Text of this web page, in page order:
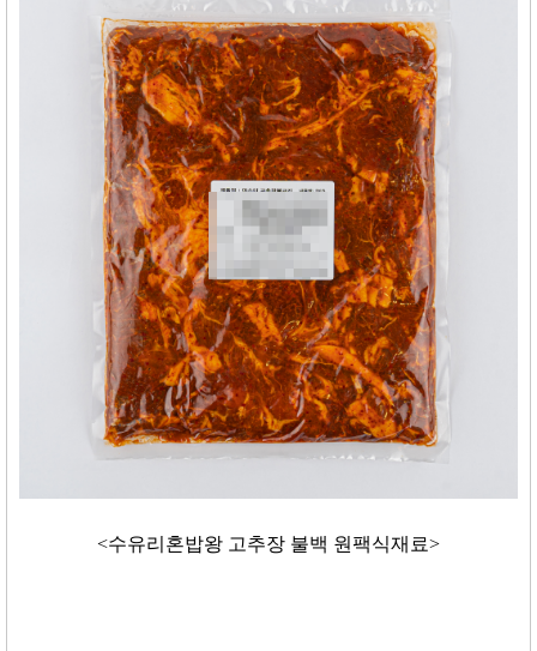
<수유리혼밥왕 고추장 불백 원팩식재료>